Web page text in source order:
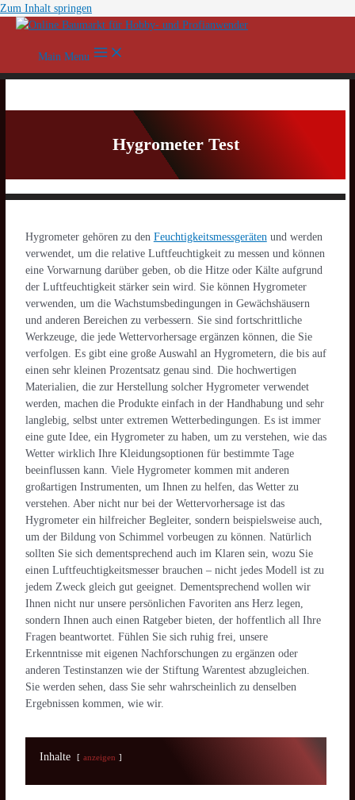
Zum Inhalt springen
Main Menu
Hygrometer Test
Hygrometer gehören zu den Feuchtigkeitsmessgerätenund werden
verwendet, um die relative Luftfeuchtigkeit zu messen und können
eine Vorwarnung darüber geben, ob die Hitze oder Kälte aufgrund
der Luftfeuchtigkeit stärker sein wird. Sie können Hygrometer
verwenden, um die Wachstumsbedingungen in Gewächshäusern
und anderen Bereichen zu verbessern. Sie sind fortschrittliche
Werkzeuge, die jede Wettervorhersage ergänzen können, die Sie
verfolgen. Es gibt eine große Auswahl an Hygrometern, die bis auf
einen sehr kleinen Prozentsatz genau sind. Die hochwertigen
Materialien, die zur Herstellung solcher Hygrometer verwendet
werden, machen die Produkte einfach in der Handhabung und sehr
langlebig, selbst unter extremen Wetterbedingungen. Es ist immer
eine gute Idee, ein Hygrometer zu haben, um zu verstehen, wie das
Wetter wirklich Ihre Kleidungsoptionen für bestimmte Tage
beeinflussen kann. Viele Hygrometer kommen mit anderen
großartigen Instrumenten, um Ihnen zu helfen, das Wetter zu
verstehen. Aber nicht nur bei der Wettervorhersage ist das
Hygrometer ein hilfreicher Begleiter, sondern beispielsweise auch,
um der Bildung von Schimmel vorbeugen zu können. Natürlich
sollten Sie sich dementsprechend auch im Klaren sein, wozu Sie
einen Luftfeuchtigkeitsmesser brauchen – nicht jedes Modell ist zu
jedem Zweck gleich gut geeignet. Dementsprechend wollen wir
Ihnen nicht nur unsere persönlichen Favoriten ans Herz legen,
sondern Ihnen auch einen Ratgeber bieten, der hoffentlich all Ihre
Fragen beantwortet. Fühlen Sie sich ruhig frei, unsere
Erkenntnisse mit eigenen Nachforschungen zu ergänzen oder
anderen Testinstanzen wie der Stiftung Warentest abzugleichen.
Sie werden sehen, dass Sie sehr wahrscheinlich zu denselben
Ergebnissen kommen, wie wir.
Inhalte anzeigen